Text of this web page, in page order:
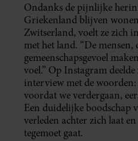
Ondanks de pijnlijke
Griekenland blijven
Zwitserland, voelt ze zich
met het land. “De
gemeenschapsgevoel
voel.” Op Instagram
interview met de woorden:
voordat we verdergaan,
Een duidelijke boodschap
verleden achter zich laat
tegemoet gaat.